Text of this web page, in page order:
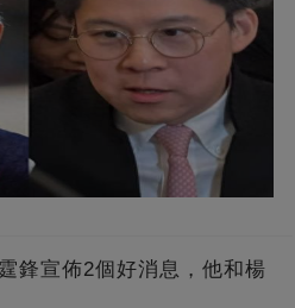
鋒宣佈2個好消息，他和楊